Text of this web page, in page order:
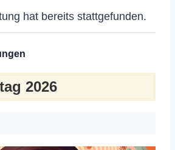
hat bereits stattgefunden.
2026